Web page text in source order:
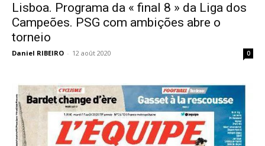
Lisboa. Programa da « final 8 » da Liga dos
Campeões. PSG com ambições abre o
torneio
Daniel RIBEIRO - 12 août 2020 0